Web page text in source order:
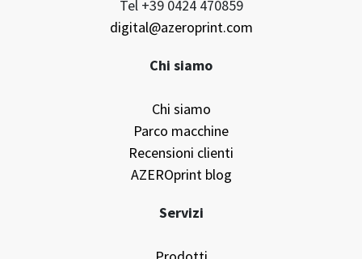
Tel +39 0424 470859
digital@azeroprint.com
Chi siamo
Chi siamo
Parco macchine
Recensioni clienti
AZEROprint blog
Servizi